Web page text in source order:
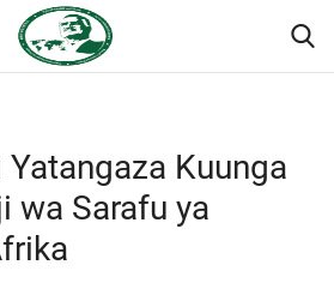
Kuunga
wa Sarafu ya